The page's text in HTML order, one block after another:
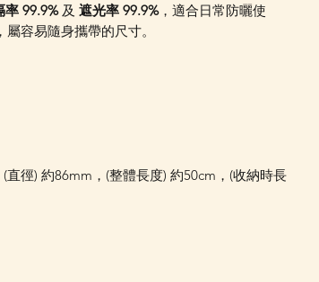
率 99.9%及 遮光率 99.9%，適合日常防曬使
容易隨身攜帶的尺寸。
直徑) 約86mm，(整體長度) 約50cm，(收納時長